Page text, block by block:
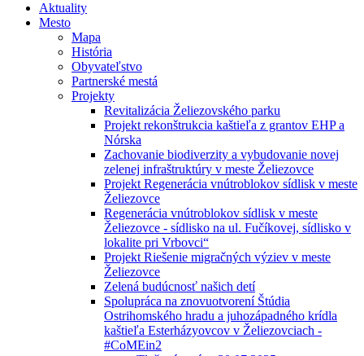
Aktuality
Mesto
Mapa
História
Obyvateľstvo
Partnerské mestá
Projekty
Revitalizácia Želiezovského parku
Projekt rekonštrukcia kaštieľa z grantov EHP a
Nórska
Zachovanie biodiverzity a vybudovanie novej
zelenej infraštruktúry v meste Želiezovce
Projekt Regenerácia vnútroblokov sídlisk v meste
Želiezovce
Regenerácia vnútroblokov sídlisk v meste
Želiezovce - sídlisko na ul. Fučíkovej, sídlisko v
lokalite pri Vrbovci“
Projekt Riešenie migračných výziev v meste
Želiezovce
Zelená budúcnosť našich detí
Spolupráca na znovuotvorení Štúdia
Ostrihomského hradu a juhozápadného krídla
kaštieľa Esterházyovcov v Želiezovciach -
#CoMEin2